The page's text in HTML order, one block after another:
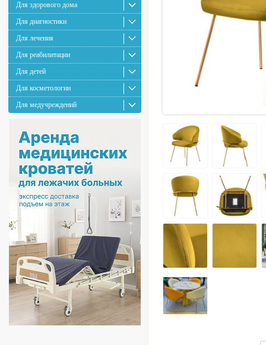
Для здорового дома
Для диагностики
Для лечения
Для реабилитации
Для детей
Для косметологии
Для медучреждений